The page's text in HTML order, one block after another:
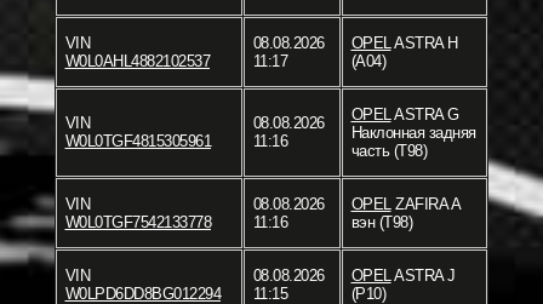
VIN
W0L0AHL4882102537
08.08.2026
11:17
OPELASTRA H
(A04)
VIN
W0L0TGF4815305961
08.08.2026
11:16
OPELASTRA G
Наклонная задняя
часть (T98)
VIN
W0L0TGF7542133778
08.08.2026
11:16
OPELZAFIRA A
вэн (T98)
VIN
W0LPD6DD8BG012294
08.08.2026
11:15
OPELASTRA J
(P10)